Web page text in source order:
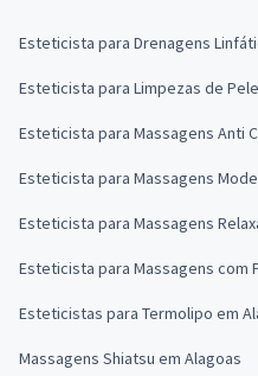
Esteticista para Drenagens
Esteticista para Limpezas de
Esteticista para Massagens Anti
Esteticista para Massagens
Esteticista para Massagens
Esteticista para Massagens com
Esteticistas para Termolipo em
Massagens Shiatsu em Alagoas